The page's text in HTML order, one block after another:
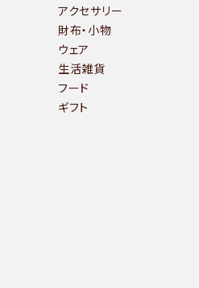
アクセサリー
財布・小物
ウェア
生活雑貨
フード
ギフト